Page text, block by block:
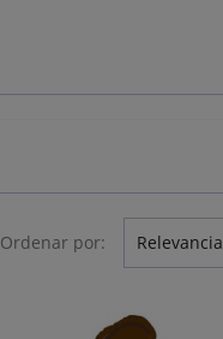
Ordenar por: Relevancia